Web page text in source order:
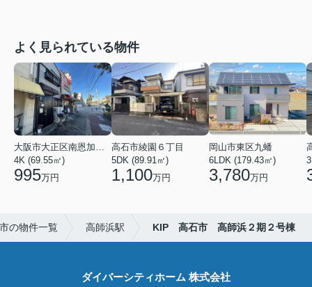
よく見られている物件
大阪市大正区南恩加島６丁目
4K (69.55㎡)
995万円
高石市綾園６丁目
5DK (89.91㎡)
1,100万円
岡山市東区九蟠
6LDK (179.43㎡)
3,780万円
の物件一覧 高師浜駅 KIP 高石市 高師浜２期２号棟
ダイバーシティホーム 株式会社